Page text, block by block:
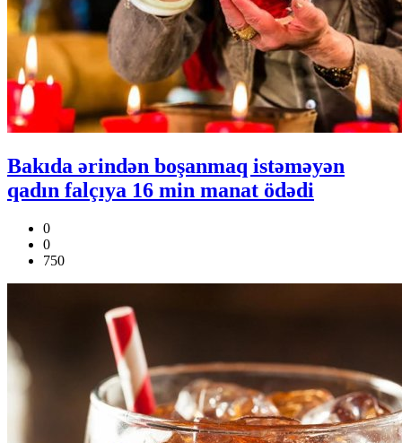
Bakıda ərindən boşanmaq istəməyən
qadın falçıya 16 min manat ödədi
0
0
750